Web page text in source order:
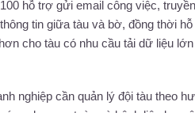
hỗ trợ gửi email công việc,
tin giữa tàu và bờ, đồng thời
cho tàu có nhu cầu tải dữ liệu
nghiệp cần quản lý đội tàu theo